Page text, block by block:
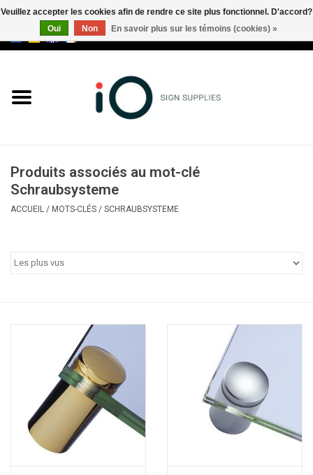
Marques
Appelez-nous au +32 3 353 67
Produits associés au mot-clé
Schraubsysteme
ACCUEIL / MOTS-CLÉS / SCHRAUBSYSTEME
Veuillez accepter les cookies afin de rendre ce site plus fonctionnel. D'accord?
Oui
Non En savoir plus sur les témoins (cookies) »